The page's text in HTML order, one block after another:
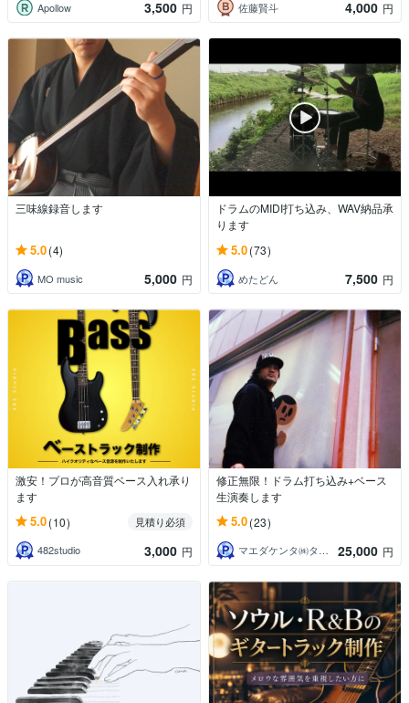
Apollow 3,500 円 佐藤賢斗 4,000 円
三味線録音します
5.0(4)
MO music 5,000 円
ドラムのMIDI打ち込み、WAV納品承
ります
5.0(73)
めたどん 7,500 円
激安！プロが高音質ベース入れ承り
ます
5.0(10)
見積り必須
482studio
3,000 円
修正無限！ドラム打ち込み+ベース
生演奏します
5.0(23)
マエダケンタ㈱タコスタジオ 25,000 円